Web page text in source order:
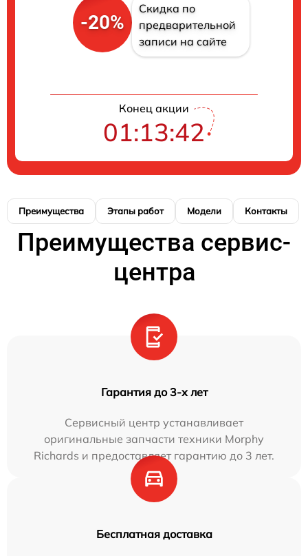
-20%
Скидка по
предварительной
записи на сайте
Конец акции
01:13:41
Преимущества Этапы работ Модели Контакты
Преимущества сервис-
центра
Гарантия до 3-х лет
Сервисный центр устанавливает
оригинальные запчасти техники Morphy
Richards и предоставляет гарантию до 3 лет.
Бесплатная доставка